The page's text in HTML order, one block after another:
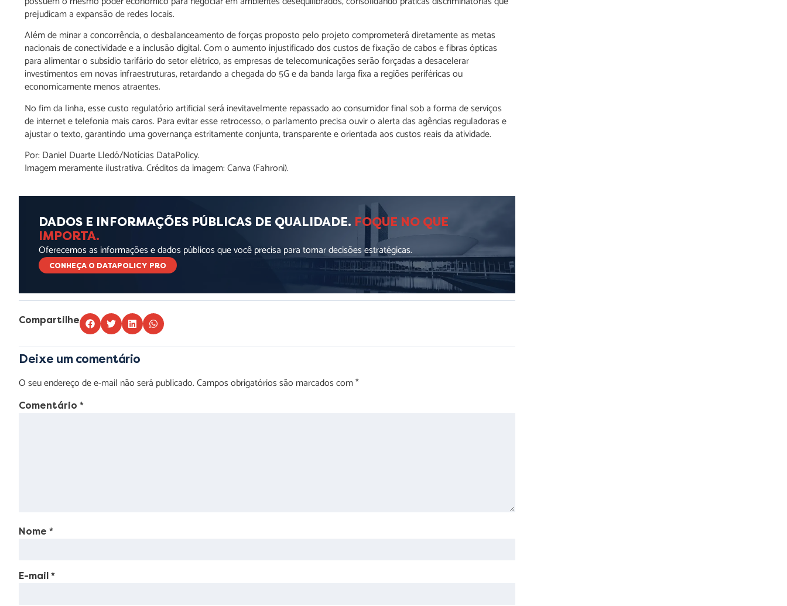
prejudicam a expansão de redes locais.
Além de minar a concorrência, o desbalanceamento de forças proposto pelo projeto comprometerá diretamente as metas
nacionais de conectividade e a inclusão digital. Com o aumento injustificado dos custos de fixação de cabos e fibras ópticas
para alimentar o subsídio tarifário do setor elétrico, as empresas de telecomunicações serão forçadas a desacelerar
investimentos em novas infraestruturas, retardando a chegada do 5G e da banda larga fixa a regiões periféricas ou
economicamente menos atraentes.
No fim da linha, esse custo regulatório artificial será inevitavelmente repassado ao consumidor final sob a forma de serviços
de internet e telefonia mais caros. Para evitar esse retrocesso, o parlamento precisa ouvir o alerta das agências reguladoras e
ajustar o texto, garantindo uma governança estritamente conjunta, transparente e orientada aos custos reais da atividade.
Por: Daniel Duarte Lledó/Notícias DataPolicy.
Imagem meramente ilustrativa. Créditos da imagem: Canva (Fahroni).
DADOS E INFORMAÇÕES PÚBLICAS DE QUALIDADE. FOQUE NO QUE
IMPORTA.
Oferecemos as informações e dados públicos que você precisa para tomar decisões estratégicas.
CONHEÇA O DATAPOLICY PRO
Compartilhe
Deixe um comentário
O seu endereço de e-mail não será publicado.Campos obrigatórios são marcados com*
Comentário *
Nome *
E-mail *